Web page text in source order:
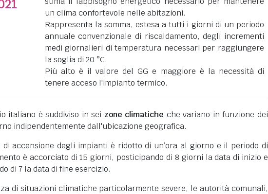
un clima confortevole nelle abitazioni.
Rappresenta la somma, estesa a tutti i giorni di un periodo
annuale convenzionale di riscaldamento, degli incrementi
medi giornalieri di temperatura necessari per raggiungere
la soglia di 20 °C.
Più alto è il valore del GG e maggiore è la necessità di
tenere acceso l'impianto termico.
italiano è suddiviso in sei zone climatiche che variano in funzione dei
indipendentemente dall'ubicazione geografica.
di accensione degli impianti è ridotto di un’ora al giorno e il periodo di
è accorciato di 15 giorni, posticipando di 8 giorni la data di inizio e
di 7 la data di fine esercizio.
di situazioni climatiche particolarmente severe, le autorità comunali,